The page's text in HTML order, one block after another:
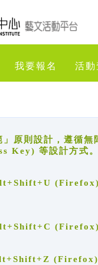
我要報名 活動
」原則設計，遵循
等設計方式。
(Firefox)
(Firefox)
(Firefox)